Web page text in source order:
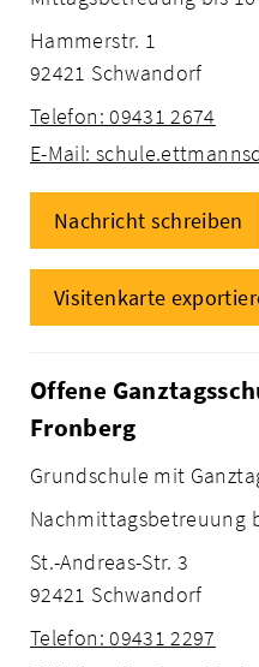
Hammerstr. 1
92421 Schwandorf
Telefon: 09431 2674
E-Mail:
Nachricht schreiben
Visitenkarte
Offene
Fronberg
Grundschule mit
Nachmittagsbetreuung
St.-Andreas-Str. 3
92421 Schwandorf
Telefon: 09431 2297